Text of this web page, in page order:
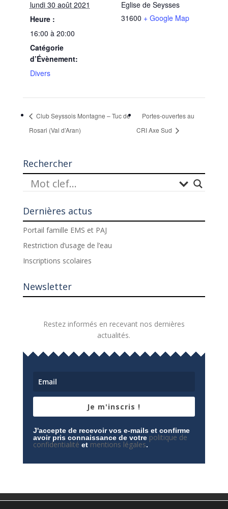
lundi 30 août 2021
Heure :
16:00 à 20:00
Catégorie
d’Évènement:
Divers
Eglise de Seysses
31600 + Google Map
Club Seyssois Montagne – Tuc de
Rosari (Val d’Aran)
Portes-ouvertes au
CRI Axe Sud
Rechercher
Dernières actus
Portail famille EMS et PAJ
Restriction d’usage de l’eau
Inscriptions scolaires
Newsletter
Restez informés en recevant nos dernières
actualités.
Je m'inscris !
J'accepte de recevoir vos e-mails et confirme
avoir pris connaissance de votre politique de
confidentialité et mentions légales.